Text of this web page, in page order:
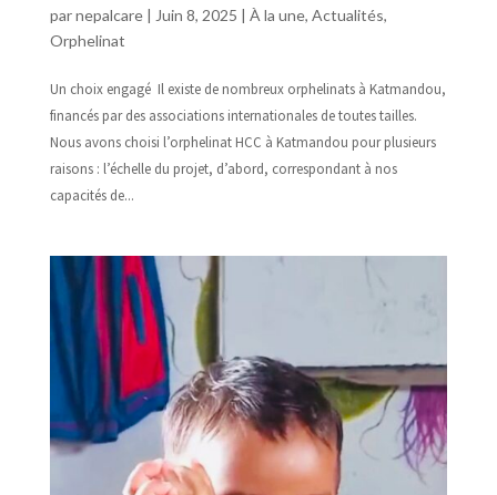
parnepalcare| Juin 8, 2025 | À la une, Actualités,
Orphelinat
Un choix engagé Il existe de nombreux orphelinats à Katmandou,
financés par des associations internationales de toutes tailles.
Nous avons choisi l’orphelinat HCC à Katmandou pour plusieurs
raisons : l’échelle du projet, d’abord, correspondant à nos
capacités de...